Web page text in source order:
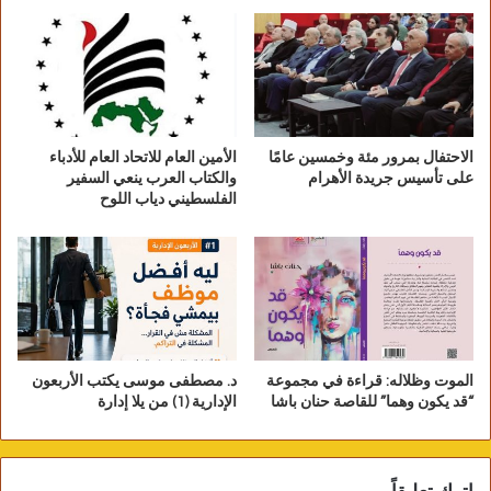
فيلم التاروت بطولة سمية الخشاب ورانيا يوسف وناهد السباعي
الاحتفال بمرور مئة وخمسين عامًا
على تأسيس جريدة الأهرام
الأمين العام للاتحاد العام للأدباء
والكتاب العرب ينعي السفير
الفلسطيني دياب اللوح
الموت وظلاله: قراءة في مجموعة
“قد يكون وهما” للقاصة حنان باشا
د. مصطفى موسى يكتب الأربعون
الإدارية (1) من يلا إدارة